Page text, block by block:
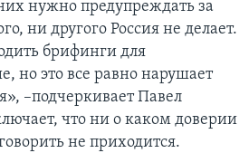
нужно предупреждать за
ни другого Россия не делает.
брифинги для
но это все равно нарушает
–подчеркивает Павел
что ни о каком доверии
не приходится.